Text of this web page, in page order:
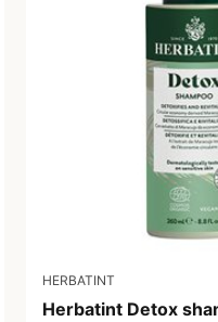
HERBATINT
Herbatint Detox